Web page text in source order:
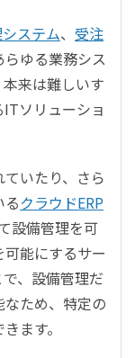
ステム、 受注
ゆる業務シス
来は難しいす
ソリューショ
いたり、さら
るクラウドERP
設備管理を可
能にするサー
、設備管理だ
ため、特定の
ます。